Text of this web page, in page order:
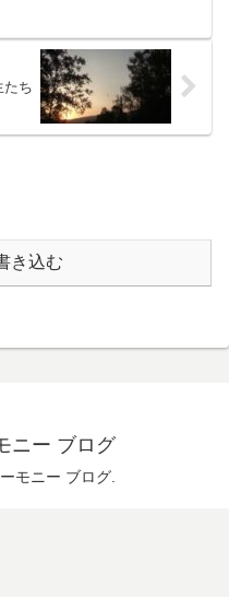
たち
き込む
ニー ブログ
モニー ブログ.